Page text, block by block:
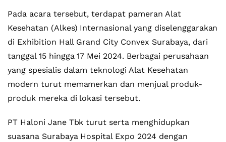
Pada acara tersebut, terdapat pameran Alat
Kesehatan (Alkes) Internasional yang diselenggarakan
di Exhibition Hall Grand City Convex Surabaya, dari
tanggal 15 hingga 17 Mei 2024. Berbagai perusahaan
yang spesialis dalam teknologi Alat Kesehatan
modern turut memamerkan dan menjual produk-
produk mereka di lokasi tersebut.
PT Haloni Jane Tbk turut serta menghidupkan
suasana Surabaya Hospital Expo 2024 dengan